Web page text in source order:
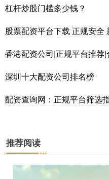
杠杆炒股门槛多少钱？
股票配资平台下载 正规安全
香港配资公司|正规平台推荐
深圳十大配资公司排名榜
配资查询网：正规平台筛选
推荐阅读